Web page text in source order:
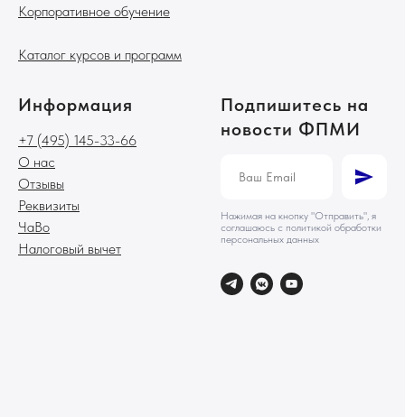
Корпоративное обучение
Каталог курсов и программ
Информация
+7 (495) 145-33-66
О нас
Отзывы
Реквизиты
ЧаВо
Налоговый вычет
Подпишитесь на
новости ФПМИ
Нажимая на кнопку "Отправить", я
соглашаюсь с политикой обработки
персональных данных